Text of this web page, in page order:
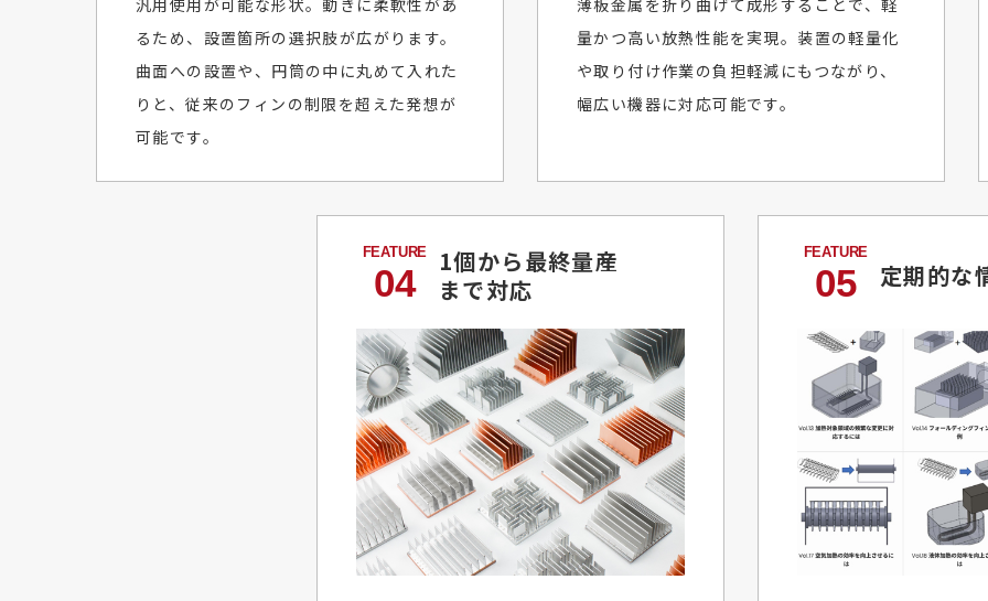
汎用使用が可能な形状。動きに柔軟性があ
るため、設置箇所の選択肢が広がります。
曲面への設置や、円筒の中に丸めて入れた
りと、従来のフィンの制限を超えた発想が
可能です。
薄板金属を折り曲げて成形することで、軽
量かつ高い放熱性能を実現。装置の軽量化
や取り付け作業の負担軽減にもつながり、
幅広い機器に対応可能です。
04
1個から最終量産
まで対応
05 定期的な